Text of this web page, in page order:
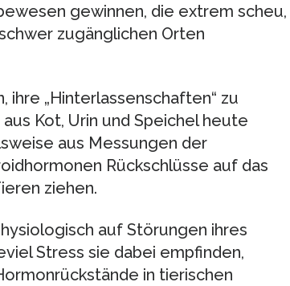
gewinnen, die extrem scheu,
zugänglichen Orten
„Hinterlassenschaften“ zu
Kot, Urin und Speichel heute
aus Messungen der
Rückschlüsse auf das
ziehen.
auf Störungen ihres
Stress sie dabei empfinden,
in tierischen